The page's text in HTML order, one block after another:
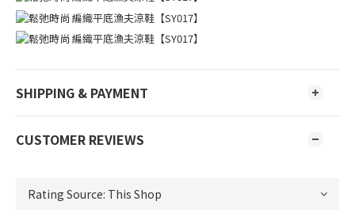
SHIPPING & PAYMENT
CUSTOMER REVIEWS